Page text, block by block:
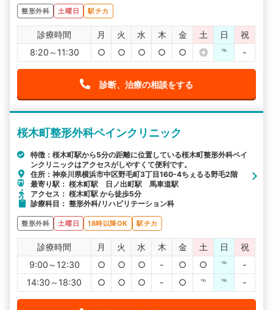
整形外科 土曜日 駅チカ
診療時間 月 火 水 木 金 土 日
祝
8:20～11:30
○ ○ ○ ○ ○ ◎ ℡ -
診断、治療の相談をする
桜木町整形外科ペインクリニック
特徴：桜木町駅から5分の距離に位置している桜木町整形外科ペイ
ンクリニックはアクセスがしやすくて便利です。
住所：神奈川県横浜市中区野毛町3丁目160-4ちぇるる野毛2階
最寄り駅： 桜木町駅 日ノ出町駅 馬車道駅
アクセス： 桜木町駅 から徒歩5分
診療科目： 整形外科/リハビリテーション科
整形外科 土曜日 18時以降OK 駅チカ
診療時間 月 火 水 木 金 土 日
祝
9:00～12:30
○ ○ ○ - ○ ○ ℡
-
14:30～18:30
○ ○ ○ - ○ ℡ ℡ -